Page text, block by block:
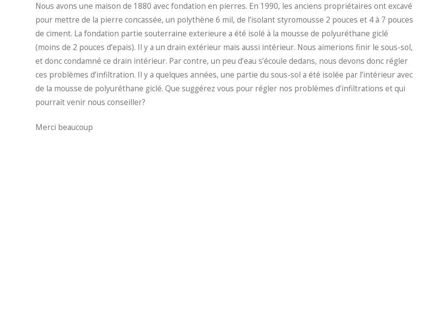
Nous avons une maison de 1880 avec fondation en pierres. En 1990, les anciens propriétaires ont excavé
pour mettre de la pierre concassée, un polythène 6 mil, de l’isolant styromousse 2 pouces et 4 à 7 pouces
de ciment. La fondation partie souterraine exterieure a été isolé à la mousse de polyuréthane giclé
(moins de 2 pouces d’epais). Il y a un drain extérieur mais aussi intérieur. Nous aimerions finir le sous-sol,
et donc condamné ce drain intérieur. Par contre, un peu d’eau s’écoule dedans, nous devons donc régler
ces problèmes d’infiltration. Il y a quelques années, une partie du sous-sol a été isolée par l’intérieur avec
de la mousse de polyuréthane giclé. Que suggérez vous pour régler nos problèmes d’infiltrations et qui
pourrait venir nous conseiller?
Merci beaucoup